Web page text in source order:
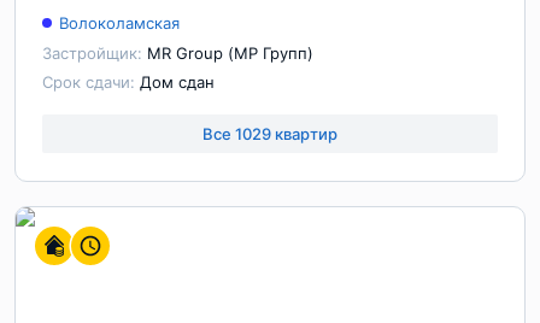
Волоколамская
Застройщик: MR Group (МР Групп)
Срок сдачи: Дом сдан
Все 1029 квартир